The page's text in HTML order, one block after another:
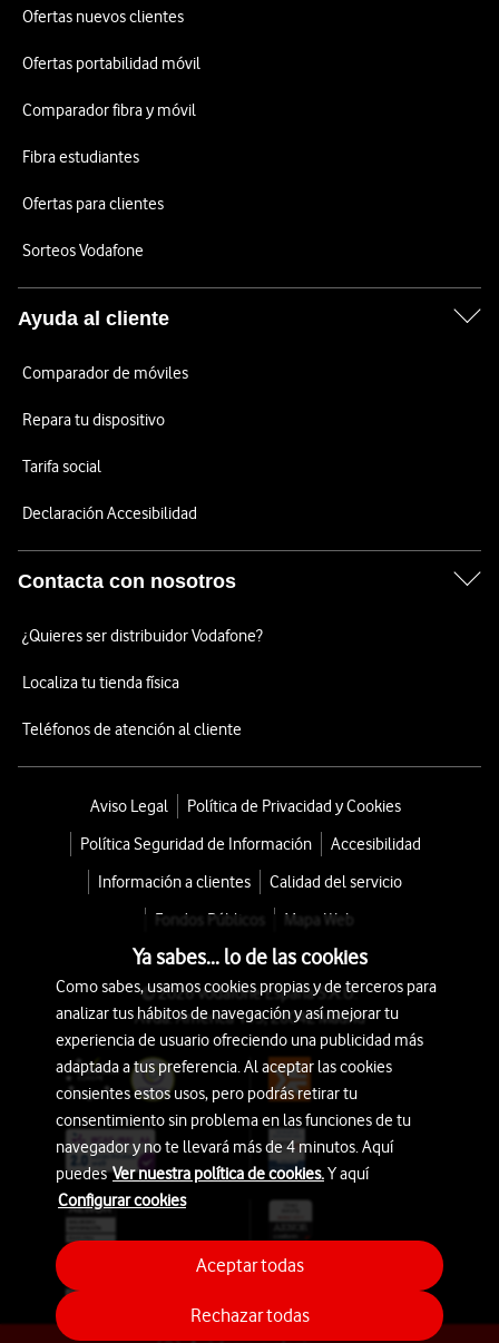
Ofertas nuevos clientes
Ofertas portabilidad móvil
Comparador fibra y móvil
Fibra estudiantes
Ofertas para clientes
Sorteos Vodafone
Ayuda al cliente
Comparador de móviles
Repara tu dispositivo
Tarifa social
Declaración Accesibilidad
Contacta con nosotros
¿Quieres ser distribuidor Vodafone?
Localiza tu tienda física
Teléfonos de atención al cliente
Aviso Legal
Política de Privacidad y Cookies
Política Seguridad de Información
Accesibilidad
Información a clientes
Calidad del servicio
Fondos Públicos
Mapa Web
© 2026 Vodafone España S.A.U.
Avda. América 115, 28042 Madrid
Ya sabes... lo de las cookies
Como sabes, usamos cookies propias y de terceros para
analizar tus hábitos de navegación y así mejorar tu
experiencia de usuario ofreciendo una publicidad más
adaptada a tus preferencia. Al aceptar las cookies
consientes estos usos, pero podrás retirar tu
consentimiento sin problema en las funciones de tu
navegador y no te llevará más de 4 minutos. Aquí
puedesVer nuestra política de cookies.Y aquí
Configurar cookies
Rechazar todas
Aceptar todas